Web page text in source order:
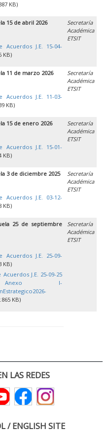
KB)
15 de abril 2026
Acuerdos J.E. 15-04-
KB)
Secretaría
Académica
ETSIT
11 de marzo 2026
Acuerdos J.E. 11-03-
KB)
Secretaría
Académica
ETSIT
15 de enero 2026
Acuerdos J.E. 15-01-
KB)
Secretaría
Académica
ETSIT
3 de diciembre 2025
Acuerdos J.E. 03-12-
KB)
Secretaría
Académica
ETSIT
25 de septiembre
Acuerdos J.E. 25-09-
KB)
J.E. 25-09-25
I-
KB)
Secretaría
Académica
ETSIT
LAS REDES
/ ENGLISH SITE